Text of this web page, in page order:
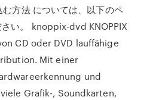
方法 については、以下のペ
い。 knoppix-dvd KNOPPIX
CD oder DVD lauffähige
Mit einer
und
Grafik-, Soundkarten,